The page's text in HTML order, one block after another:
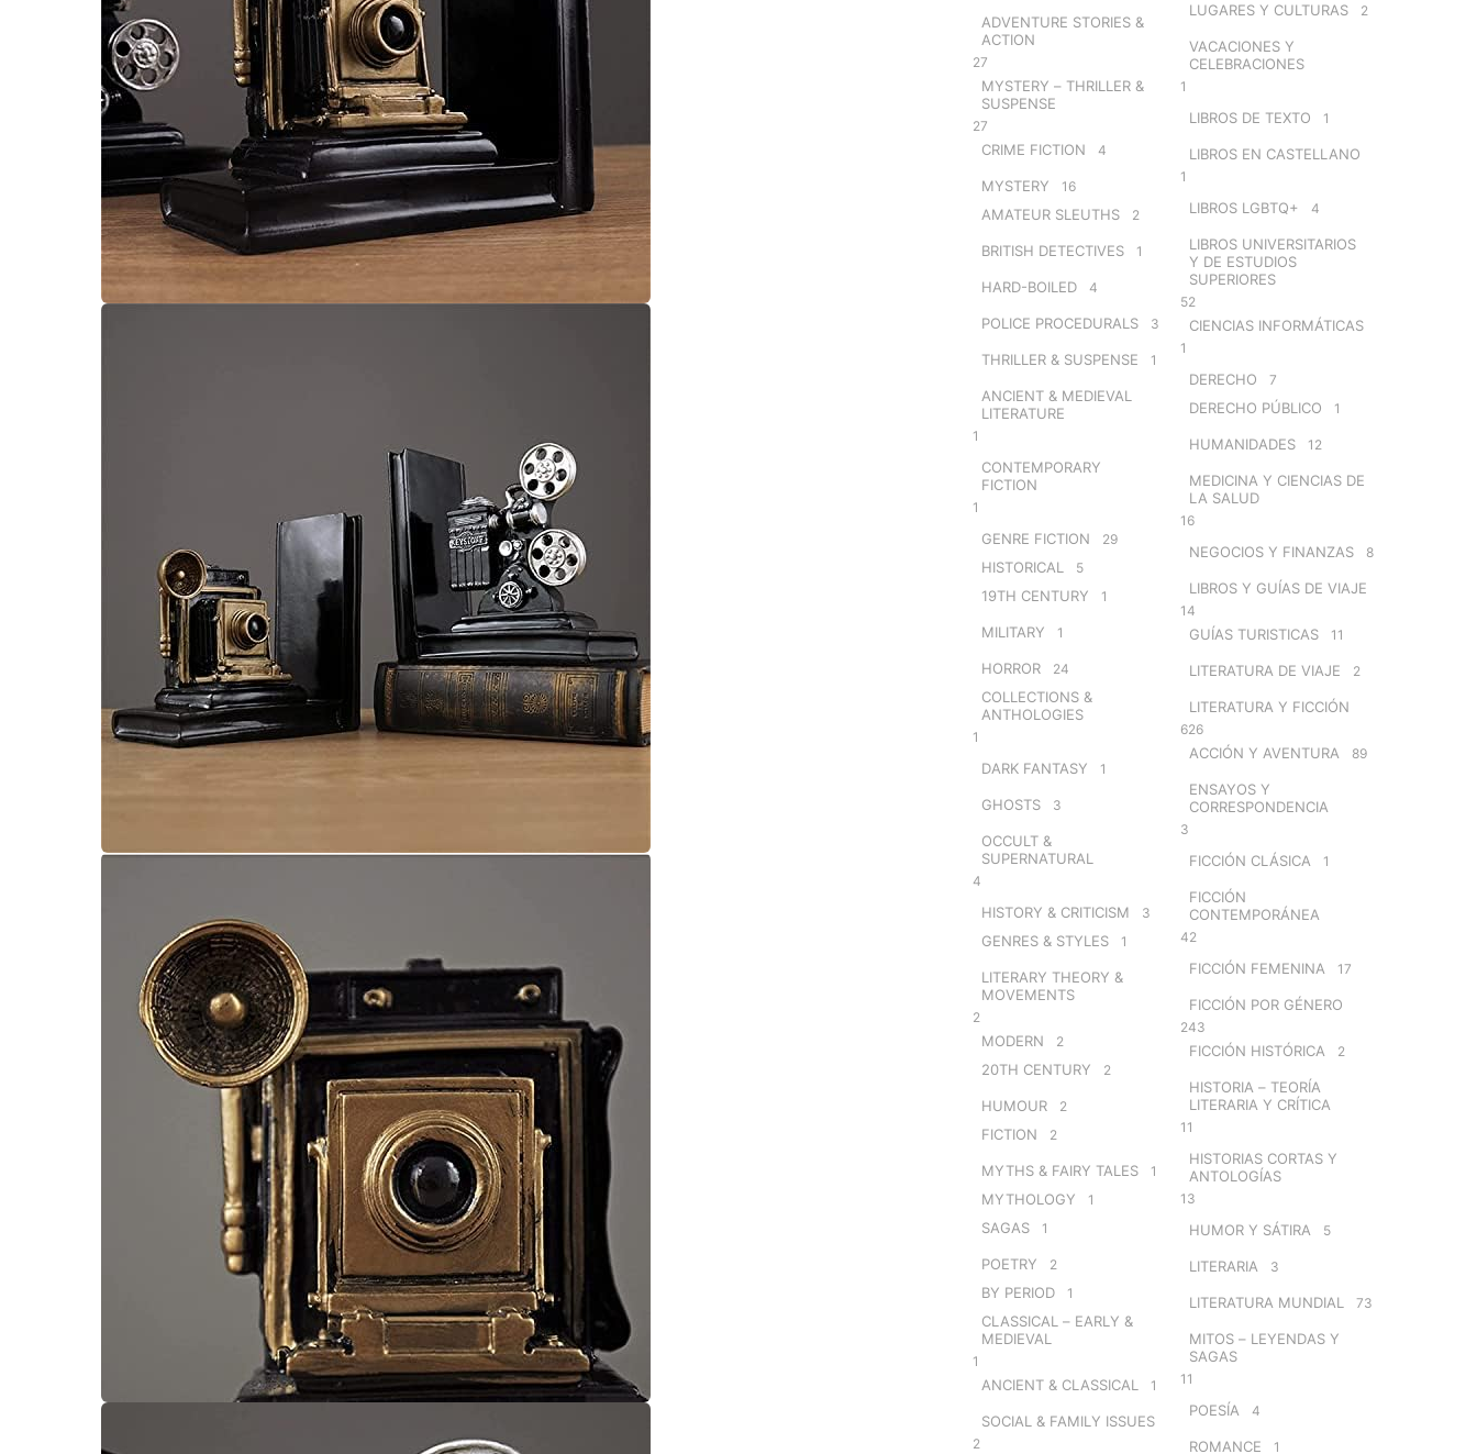
ADVENTURE STORIES &
ACTION
27
MYSTERY – THRILLER &
SUSPENSE
27
CRIME FICTION 4
MYSTERY 16
AMATEUR SLEUTHS 2
BRITISH DETECTIVES 1
HARD-BOILED 4
POLICE PROCEDURALS 3
THRILLER & SUSPENSE 1
ANCIENT & MEDIEVAL
LITERATURE
1
CONTEMPORARY
FICTION
1
GENRE FICTION 29
HISTORICAL 5
19TH CENTURY 1
MILITARY 1
HORROR 24
COLLECTIONS &
ANTHOLOGIES
1
DARK FANTASY 1
GHOSTS 3
OCCULT &
SUPERNATURAL
4
HISTORY & CRITICISM 3
GENRES & STYLES 1
LITERARY THEORY &
MOVEMENTS
2
MODERN 2
20TH CENTURY 2
HUMOUR 2
FICTION 2
MYTHS & FAIRY TALES 1
MYTHOLOGY 1
SAGAS 1
POETRY 2
BY PERIOD 1
CLASSICAL – EARLY &
MEDIEVAL
1
ANCIENT & CLASSICAL 1
SOCIAL & FAMILY ISSUES
2
LUGARES Y CULTURAS 2
VACACIONES Y
CELEBRACIONES
1
LIBROS DE TEXTO 1
LIBROS EN CASTELLANO
1
LIBROS LGBTQ+ 4
LIBROS UNIVERSITARIOS
Y DE ESTUDIOS
SUPERIORES
52
CIENCIAS INFORMÁTICAS
1
DERECHO 7
DERECHO PÚBLICO 1
HUMANIDADES 12
MEDICINA Y CIENCIAS DE
LA SALUD
16
NEGOCIOS Y FINANZAS 8
LIBROS Y GUÍAS DE VIAJE
14
GUÍAS TURISTICAS 11
LITERATURA DE VIAJE 2
LITERATURA Y FICCIÓN
626
ACCIÓN Y AVENTURA 89
ENSAYOS Y
CORRESPONDENCIA
3
FICCIÓN CLÁSICA 1
FICCIÓN
CONTEMPORÁNEA
42
FICCIÓN FEMENINA 17
FICCIÓN POR GÉNERO
243
FICCIÓN HISTÓRICA 2
HISTORIA – TEORÍA
LITERARIA Y CRÍTICA
11
HISTORIAS CORTAS Y
ANTOLOGÍAS
13
HUMOR Y SÁTIRA 5
LITERARIA 3
LITERATURA MUNDIAL 73
MITOS – LEYENDAS Y
SAGAS
11
POESÍA 4
ROMANCE 1